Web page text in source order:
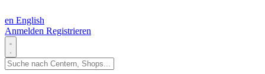
en English
Anmelden Registrieren